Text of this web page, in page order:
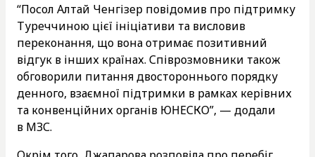
“Посол Алтай Ченгізер повідомив про підтримку
Туреччиною цієї ініціативи та висловив
переконання, що вона отримає позитивний
відгук в інших країнах. Співрозмовники також
обговорили питання двостороннього порядку
денного, взаємної підтримки в рамках керівних
та конвенційних органів ЮНЕСКО”, — додали
в МЗС.